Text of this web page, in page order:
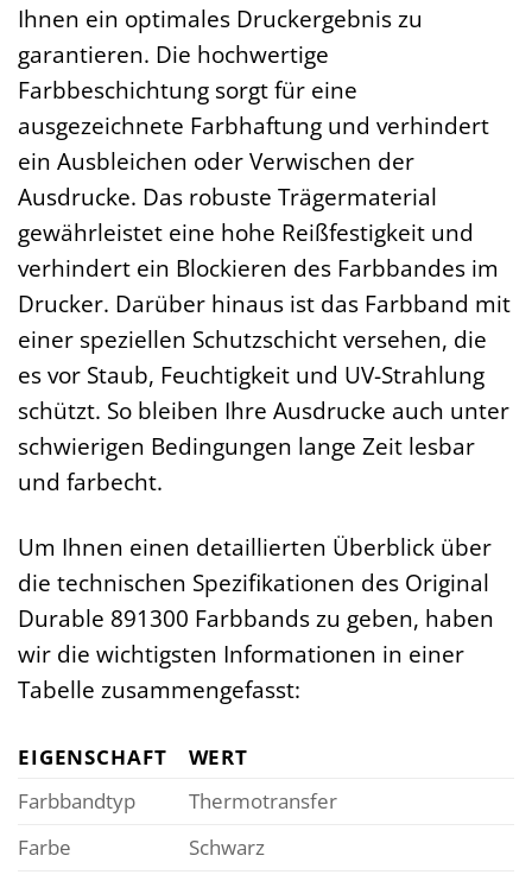
Ihnen ein optimales Druckergebnis zu
garantieren. Die hochwertige
Farbbeschichtung sorgt für eine
ausgezeichnete Farbhaftung und verhindert
ein Ausbleichen oder Verwischen der
Ausdrucke. Das robuste Trägermaterial
gewährleistet eine hohe Reißfestigkeit und
verhindert ein Blockieren des Farbbandes im
Drucker. Darüber hinaus ist das Farbband mit
einer speziellen Schutzschicht versehen, die
es vor Staub, Feuchtigkeit und UV-Strahlung
schützt. So bleiben Ihre Ausdrucke auch unter
schwierigen Bedingungen lange Zeit lesbar
und farbecht.
Um Ihnen einen detaillierten Überblick über
die technischen Spezifikationen des Original
Durable 891300 Farbbands zu geben, haben
wir die wichtigsten Informationen in einer
Tabelle zusammengefasst:
EIGENSCHAFT
WERT
Farbbandtyp
Thermotransfer
Farbe
Schwarz